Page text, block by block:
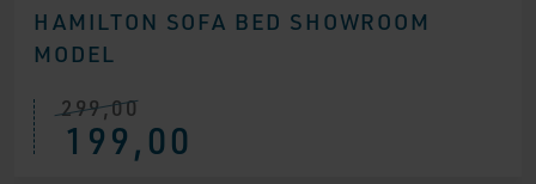
HAMILTON SOFA BED SHOWROOM
MODEL
299,00
Ursprünglicher
Preis
war:199,00
Aktueller
Preis
ist: